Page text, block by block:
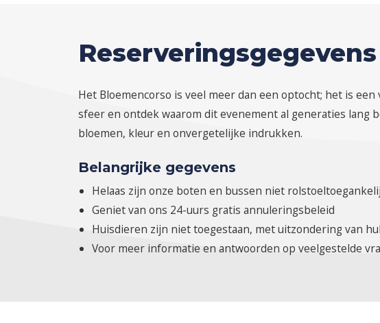
Reserveringsgegevens
Het Bloemencorso is veel meer dan een optocht; het is
sfeer en ontdek waarom dit evenement al generaties lang
bloemen, kleur en onvergetelijke indrukken.
Belangrijke gegevens
Helaas zijn onze boten en bussen niet
Geniet van ons 24-uurs gratis annuleringsbeleid
Huisdieren zijn niet toegestaan, met uitzondering van
Voor meer informatie en antwoorden op veelgestelde